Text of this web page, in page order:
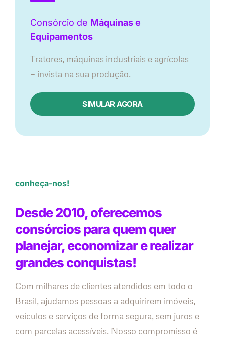
Consórcio de Máquinas e
Equipamentos
Tratores, máquinas industriais e agrícolas
— invista na sua produção.
SIMULAR AGORA
conheça-nos!
Desde 2010, oferecemos
consórcios para quem quer
planejar, economizar e realizar
grandes conquistas!
Com milhares de clientes atendidos em todo o
Brasil, ajudamos pessoas a adquirirem imóveis,
veículos e serviços de forma segura, sem juros e
com parcelas acessíveis. Nosso compromisso é